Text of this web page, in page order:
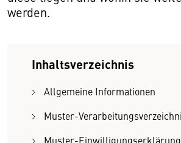
werden.
Inhaltsverzeichnis
Allgemeine Informationen
Muster-
Muster-